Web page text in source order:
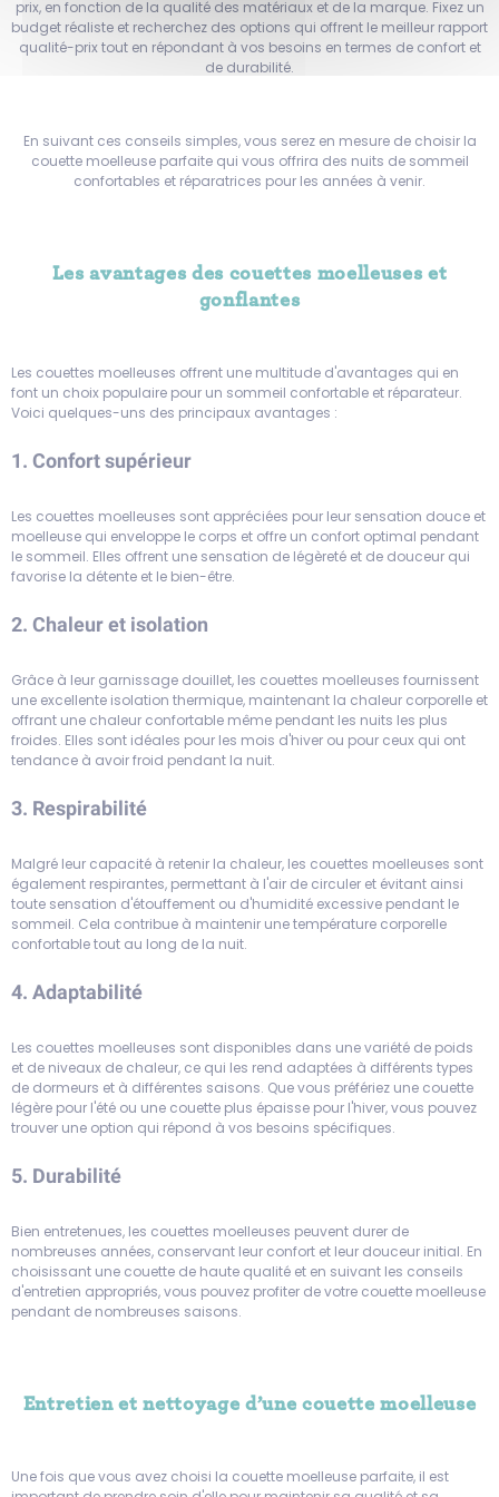
prix, en fonction de la qualité des matériaux et de la marque. Fixez un
budget réaliste et recherchez des options qui offrent le meilleur rapport
qualité-prix tout en répondant à vos besoins en termes de confort et
de durabilité.
En suivant ces conseils simples, vous serez en mesure de choisir la
couette moelleuse parfaite qui vous offrira des nuits de sommeil
confortables et réparatrices pour les années à venir.
Les avantages des couettes moelleuses et
gonflantes
Les couettes moelleuses offrent une multitude d'avantages qui en
font un choix populaire pour un sommeil confortable et réparateur.
Voici quelques-uns des principaux avantages :
1. Confort supérieur
Les couettes moelleuses sont appréciées pour leur sensation douce et
moelleuse qui enveloppe le corps et offre un confort optimal pendant
le sommeil. Elles offrent une sensation de légèreté et de douceur qui
favorise la détente et le bien-être.
2. Chaleur et isolation
Grâce à leur garnissage douillet, les couettes moelleuses fournissent
une excellente isolation thermique, maintenant la chaleur corporelle et
offrant une chaleur confortable même pendant les nuits les plus
froides. Elles sont idéales pour les mois d'hiver ou pour ceux qui ont
tendance à avoir froid pendant la nuit.
3. Respirabilité
Malgré leur capacité à retenir la chaleur, les couettes moelleuses sont
également respirantes, permettant à l'air de circuler et évitant ainsi
toute sensation d'étouffement ou d'humidité excessive pendant le
sommeil. Cela contribue à maintenir une température corporelle
confortable tout au long de la nuit.
4. Adaptabilité
Les couettes moelleuses sont disponibles dans une variété de poids
et de niveaux de chaleur, ce qui les rend adaptées à différents types
de dormeurs et à différentes saisons. Que vous préfériez une couette
légère pour l'été ou une couette plus épaisse pour l'hiver, vous pouvez
trouver une option qui répond à vos besoins spécifiques.
5. Durabilité
Bien entretenues, les couettes moelleuses peuvent durer de
nombreuses années, conservant leur confort et leur douceur initial. En
choisissant une couette de haute qualité et en suivant les conseils
d'entretien appropriés, vous pouvez profiter de votre couette moelleuse
pendant de nombreuses saisons.
Entretien et nettoyage d’une couette moelleuse
Une fois que vous avez choisi la couette moelleuse parfaite, il est